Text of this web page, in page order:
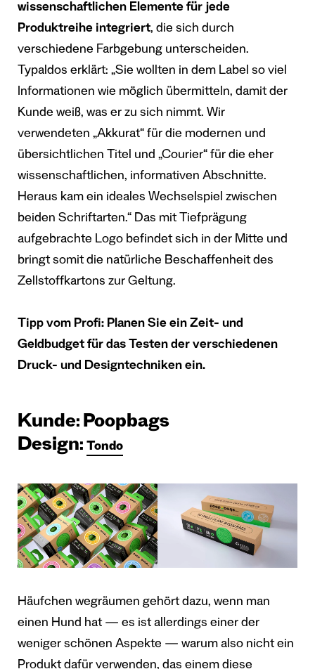
wissenschaftlichen Elemente für jede
Produktreihe integriert, die sich durch
verschiedene Farbgebung unterscheiden.
Typaldos erklärt: „Sie wollten in dem Label so viel
Informationen wie möglich übermitteln, damit der
Kunde weiß, was er zu sich nimmt. Wir
verwendeten „Akkurat“ für die modernen und
übersichtlichen Titel und „Courier“ für die eher
wissenschaftlichen, informativen Abschnitte.
Heraus kam ein ideales Wechselspiel zwischen
beiden Schriftarten.“ Das mit Tiefprägung
aufgebrachte Logo befindet sich in der Mitte und
bringt somit die natürliche Beschaffenheit des
Zellstoffkartons zur Geltung.
Tipp vom Profi: Planen Sie ein Zeit- und
Geldbudget für das Testen der verschiedenen
Druck- und Designtechniken ein.
Kunde: Poopbags
Design:Tondo
Häufchen wegräumen gehört dazu, wenn man
einen Hund hat — es ist allerdings einer der
weniger schönen Aspekte — warum also nicht ein
Produkt dafür verwenden, das einem diese